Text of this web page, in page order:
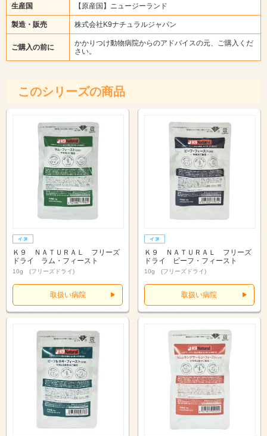
生産国 【原産国】ニュージーランド
製造・販売 株式会社K9ナチュラルジャパン
ご購入の前に
かかりつけ動物病院からのアドバイスの元、ご購入くだ
さい。
このシリーズの商品
Ｋ９ ＮＡＴＵＲＡＬ フリーズ
ドライ ラム・フィースト
10g (フリーズドライ)
取扱い病院
Ｋ９ ＮＡＴＵＲＡＬ フリーズ
ドライ ビーフ・フィースト
10g (フリーズドライ)
取扱い病院